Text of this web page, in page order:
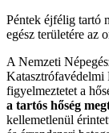
Péntek éjfélig tartó
egész területére az
A Nemzeti
Katasztrófavédelmi
figyelmeztetet a
a tartós hőség
kellemetlenül